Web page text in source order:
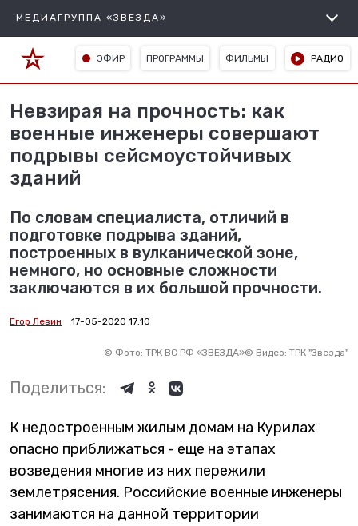
МЕДИАГРУППА «ЗВЕЗДА»
ЭФИР ПРОГРАММЫ ФИЛЬМЫ РАДИО
Невзирая на прочность: как
военные инженеры совершают
подрывы сейсмоустойчивых
зданий
По словам специалиста, отличий в
подготовке подрыва зданий,
построенных в вулканической зоне,
немного, но основные сложности
заключаются в их большой прочности.
Егор Левин 17-05-2020 17:10
© Фото: ТРК ВС РФ «ЗВЕЗДА»© Видео: ТРК "Звезда"
Поделиться:
К недостроенным жилым домам на Курилах
опасно приближаться - еще на этапах
возведения многие из них пережили
землетрясения. Российские военные инженеры
занимаются на данной территории